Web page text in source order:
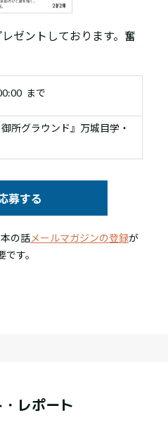
ゼントしております。奮
まで
所グラウンド』万城目学・
募する
の話メールマガジンの登録が
です。
レポート